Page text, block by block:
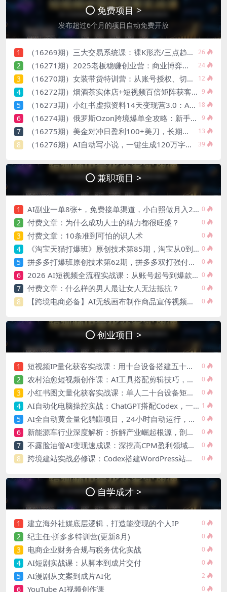
免费项目 >
发布超过6个月的项目自动免费开放
1 （16269期）三大交易系统课：裸K形态/三点趋势/三板体系，单月收益率30%+92节实操内容 26
2 （16271期）2025老板稳赚创业营：商业博弈中高级思维和生存策略，帮助创业者快速盈利 24
3 （16270期）女装带货特训营：从账号授权、切片剪辑到付费投流全流程，单月佣金3万+ 12
4 （16272期）烟酒茶实体店+短视频百倍矩阵获客破局课：门店营收提升200%+ 9
5 （16273期）小红书虚拟资料14天变现营3.0：AI原创+油管拆解+笔记撰写，单账号月入2万+ 18
6 （16274期）俄罗斯Ozon跨境爆单全攻略：新手从0到1出单，单店月均利润1.5万+ 9
7 （16275期）美金对冲日盈利100+美刀，长期稳定，小白也可以轻松上手，稳赚不赔【杰… 13
8 （16276期）AI自动写小说，一键生成120万字，普通人每月也能躺赚2w+ 39
兼职项目 >
1 AI副业一单8张+，免费接单渠道，小白照做月入2W【揭秘】 0
2 付费文章：为什么成功人士的精力都很旺盛？ 0
3 付费文章：10条准到可怕的识人术 0
4 《淘宝天猫打爆班》原创技术第85期，淘宝从0到爆2.0，权重搭建、销量破零、多维组合玩法、全周期起量投产实操教程 0
5 拼多多打爆班原创技术第62期，拼多多双打强付费，原创起店技术，稳权重高投产 0
6 2026 AI短视频全流程实战课：从账号起号到爆款内容生产，掌握AI创作、数字人、带货变现全链路玩法 0
7 付费文章：什么样的男人最让女人无法抵抗？ 0
8 【跨境电商必备】AI无线画布制作商品宣传视频，四步搞定，无线画布工作流，操作简单好上手 0
创业项目 >
1 短视频IP量化获客实战课：用十台设备搭建五十账号矩阵，精准打造引流接单型流量账号 0
2 农村治愈短视频创作课：AI工具搭配剪辑技巧，零基础快速制作高质感田园治愈内容 0
3 小红书图文量化获客实战课：单人二十台设备矩阵搭建，标准化流程高效批量引流获客 0
4 AI自动化电脑操控实战：ChatGPT搭配Codex，一键指令远程自动操控电脑完成工作 1
5 AI全自动黄金量化躺賺项目，24小时自动运行，月入2W！ 0
6 新能源车行业深度解析：拆解产业崛起根源，剖析行业内卷与海外贸易争端现状 0
7 不露脸油管AI变现速成课：深挖高CPM盈利领域，零出镜打造YouTube稳定收益账号 0
8 跨境建站实战必修课：Codex搭建WordPress站点，关键词外链打造谷歌流量阵地 0
自学成才 >
1 建立海外社媒底层逻辑，打造能变现的个人IP 0
2 纪主任·拼多多特训营(更新8月) 0
3 电商企业财务合规与税务优化实战 0
4 AI短剧实战课：从脚本到成片交付 0
5 AI漫剧从文案到成片AI化 2
6 YouTube AI视频创作课 0